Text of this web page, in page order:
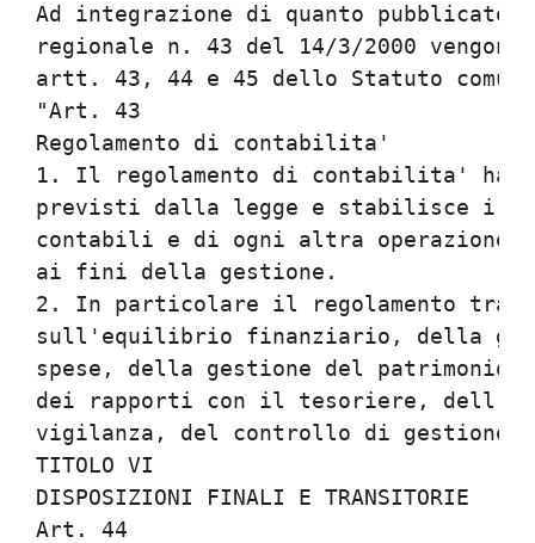
Ad integrazione di quanto
regionale n. 43 del 14/3/
artt. 43, 44 e 45
1. Il regolamento di
previsti dalla legge e
contabili e di ogni altra
ai fini
2. In particolare il
sull'equilibrio finanziario,
spese, della gestione del
dei rapporti con il
vigilanza, del controllo di
DISPOSIZIONI